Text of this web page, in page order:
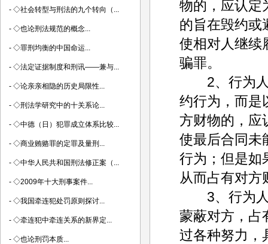
物的，应认定
的旨在毁约或
使相对人继续
骗罪。
2、行为人
约行为，而是
方财物的，应
使最后合同未
行为；但是如
从而占有对方
3、行为人
蒙蔽对方，占
过各种努力，
- ◇社会转型与刑法的九个转向（...
- ◇也论刑法规范的概念...
- ◇罪刑均衡的中国命运...
- ◇法定证据制度和刑讯——兼与...
- ◇论亲亲相隐的历史局限性...
- ◇刑法学研究中的十关系论...
- ◇中德（日）犯罪成立体系比较...
- ◇商业贿赂罪的定罪及量刑...
- ◇中华人民共和国刑法修正案（...
- ◇2009年十大刑事案件...
- ◇我国牵连犯处罚原则探讨...
- ◇牵连犯中牵连关系的新界定...
- ◇也论刑罚本质...